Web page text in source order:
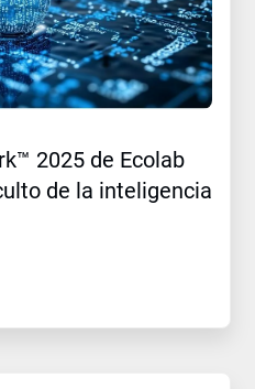
2025 de Ecolab
de la inteligencia